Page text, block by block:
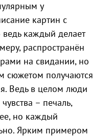
у
картин с
каждый делает
распространён
на свидании, но
сюжетом получаются
Ведь в целом люди
– печаль,
но каждый
Ярким примером